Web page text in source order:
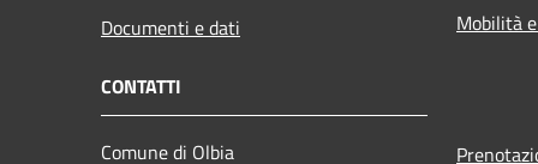
Documenti e dati
Mobilità
CONTATTI
Comune di Olbia